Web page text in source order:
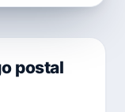
postal